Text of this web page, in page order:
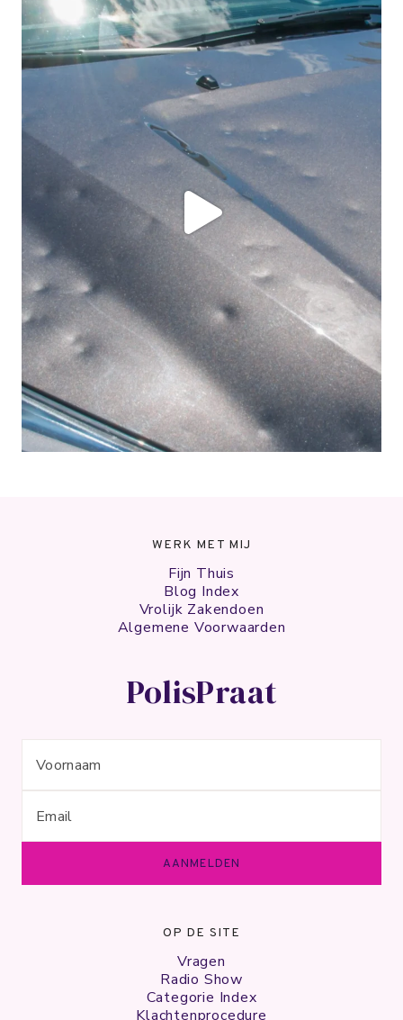
WERK MET MIJ
Fijn Thuis
Blog Index
Vrolijk Zakendoen
Algemene Voorwaarden
PolisPraat
OP DE SITE
Vragen
Radio Show
Categorie Index
Klachtenprocedure